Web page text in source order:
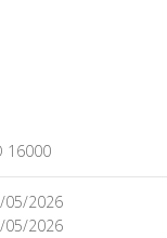
16000
05/2026
05/2026